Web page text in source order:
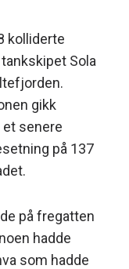
kolliderte
Sola
gikk
senere
på 137
på fregatten
hadde
som hadde